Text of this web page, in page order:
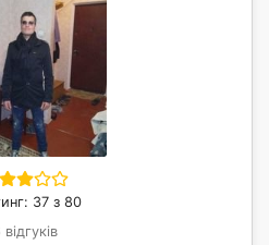
37 з 80
відгуків